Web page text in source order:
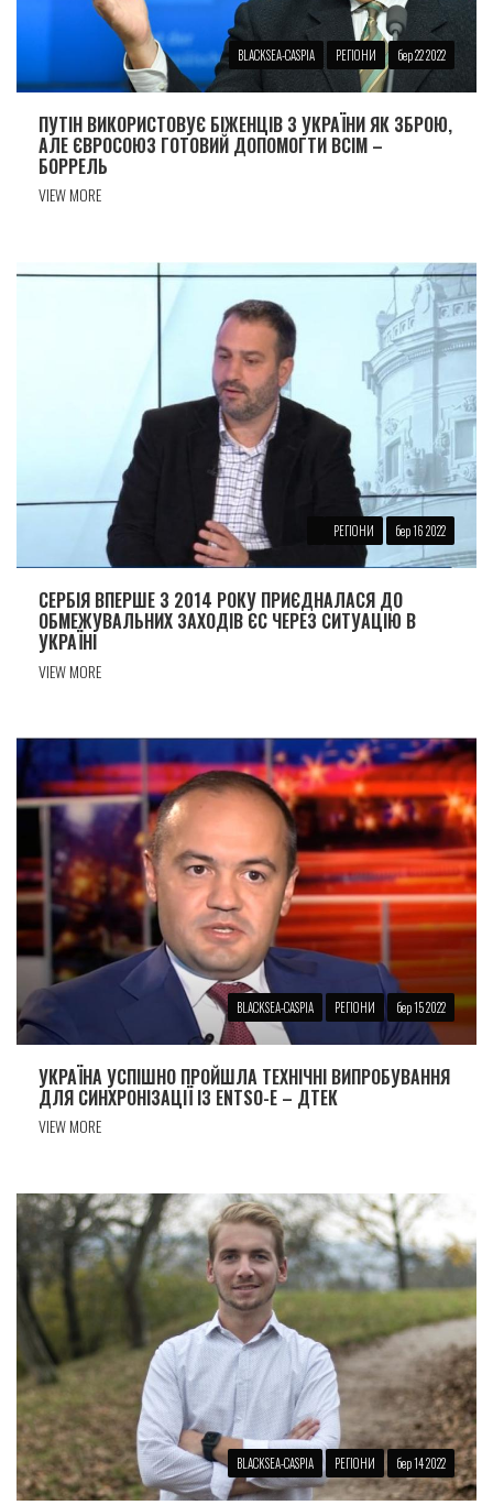
BLACKSEA-CASPIA РЕГІОНИ бер 22 2022
ПУТІН ВИКОРИСТОВУЄ БІЖЕНЦІВ З УКРАЇНИ ЯК ЗБРОЮ,
АЛЕ ЄВРОСОЮЗ ГОТОВИЙ ДОПОМОГТИ ВСІМ –
БОРРЕЛЬ
VIEW MORE
РЕГІОНИ бер 16 2022
СЕРБІЯ ВПЕРШЕ З 2014 РОКУ ПРИЄДНАЛАСЯ ДО
ОБМЕЖУВАЛЬНИХ ЗАХОДІВ ЄС ЧЕРЕЗ СИТУАЦІЮ В
УКРАЇНІ
VIEW MORE
BLACKSEA-CASPIA РЕГІОНИ бер 15 2022
УКРАЇНА УСПІШНО ПРОЙШЛА ТЕХНІЧНІ ВИПРОБУВАННЯ
ДЛЯ СИНХРОНІЗАЦІЇ ІЗ ENTSO-E – ДТЕК
VIEW MORE
BLACKSEA-CASPIA РЕГІОНИ бер 14 2022